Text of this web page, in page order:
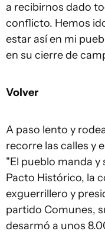
a recibirnos dado
conflicto. Hemos
estar así en mi
en su cierre de
Volver
A paso lento y
recorre las calles y
"El pueblo manda y
Pacto Histórico, la
exguerrillero y
partido Comunes,
desarmó a unos